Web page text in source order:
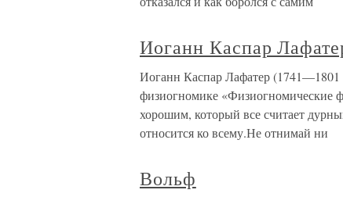
Иоганн Каспар
Иоганн Каспар Лафатер (1741—1801
физиогномике «Физиогномические
хорошим, который все считает
относится ко всему.Не отнимай ни
Вольф